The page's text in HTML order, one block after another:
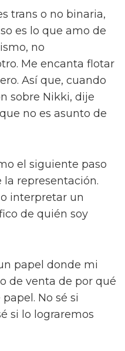
Divas' con otro
"Todos somos
uno que es
diferentes colores y
decir: 'esa
más comúnmente
y
es
equidad y la
lugares como las
necesitan
que las personas
por el alma de